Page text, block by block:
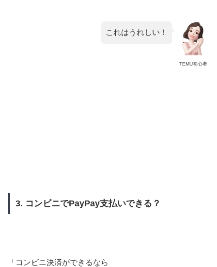
TEMU初心者
これはうれしい！
3. コンビニでPayPay支払いできる？
「コンビニ決済ができるなら